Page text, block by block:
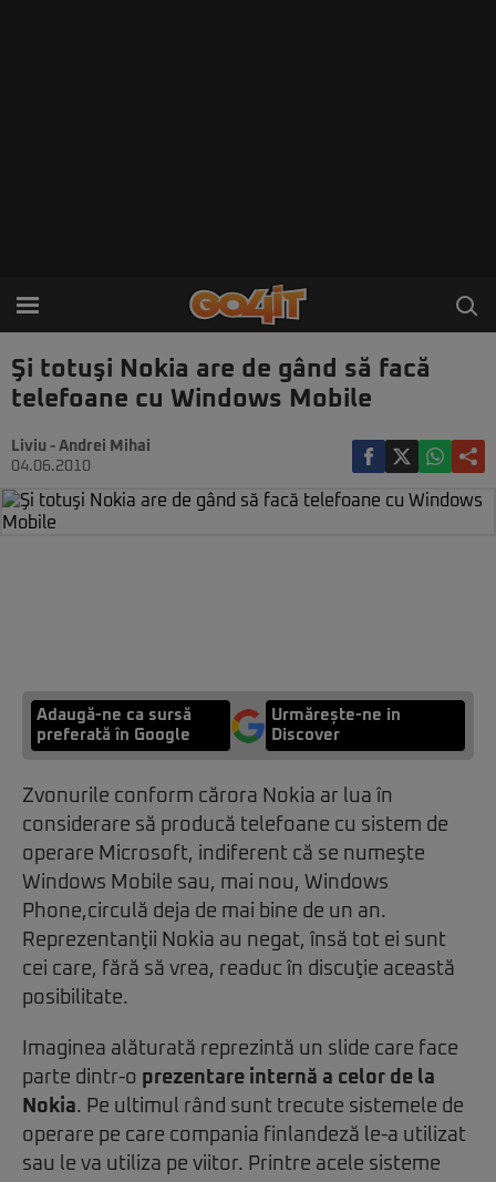
Şi totuşi Nokia are de gând să facă
telefoane cu Windows Mobile
Liviu - Andrei Mihai
04.06.2010
Adaugă-ne ca sursă
preferată în Google
Urmărește-ne in
Discover
Zvonurile conform cărora Nokia ar lua în
considerare să producă telefoane cu sistem de
operare Microsoft, indiferent că se numeşte
Windows Mobile sau, mai nou, Windows
Phone,circulă deja de mai bine de un an.
Reprezentanţii Nokia au negat, însă tot ei sunt
cei care, fără să vrea, readuc în discuţie această
posibilitate.
Imaginea alăturată reprezintă un slide care face
parte dintr-o prezentare internă a celor de la
Nokia. Pe ultimul rând sunt trecute sistemele de
operare pe care compania finlandeză le-a utilizat
sau le va utiliza pe viitor. Printre acele sisteme